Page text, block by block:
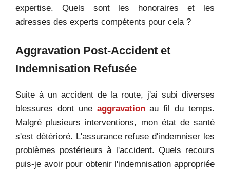
expertise. Quels sont les honoraires et les
adresses des experts compétents pour cela ?
Aggravation Post-Accident et
Indemnisation Refusée
Suite à un accident de la route, j'ai subi diverses
blessures dont uneaggravation au fil du temps.
Malgré plusieurs interventions, mon état de santé
s'est détérioré. L'assurance refuse d'indemniser les
problèmes postérieurs à l'accident. Quels recours
puis-je avoir pour obtenir l'indemnisation appropriée